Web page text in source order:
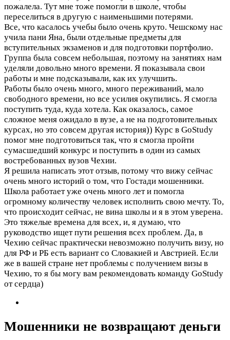
пожалела. Тут мне тоже помогли в школе, чтобы
переселиться в другую с наименьшими потерями.
Все, что касалось учебы было очень круто. Чешскому нас
учила пани Яна, были отдельные предметы для
вступительных экзаменов и для подготовки портфолио.
Группа была совсем небольшая, поэтому на занятиях нам
уделяли довольно много времени. Я показывала свои
работы и мне подсказывали, как их улучшить.
Работы было очень много, много переживаний, мало
свободного времени, но все усилия окупились. Я смогла
поступить туда, куда хотела. Как оказалось, самое
сложное меня ожидало в вузе, а не на подготовительных
курсах, но это совсем другая история)) Курс в GoStudy
помог мне подготовиться так, что я смогла пройти
сумасшедший конкурс и поступить в один из самых
востребованных вузов Чехии.
Я решила написать этот отзыв, потому что вижу сейчас
очень много историй о том, что Гостади мошенники.
Школа работает уже очень много лет и помогла
огромному количеству человек исполнить свою мечту. То,
что происходит сейчас, не вина школы и я в этом уверена.
Это тяжелые времена для всех, и, я думаю, что
руководство ищет пути решения всех проблем. Да, в
Чехию сейчас практически невозможно получить визу, но
для РФ и РБ есть вариант со Словакией и Австрией. Если
же в вашей стране нет проблемы с получением визы в
Чехию, то я бы могу вам рекомендовать команду GoStudy
от сердца)
Мошенники не возвращают деньги